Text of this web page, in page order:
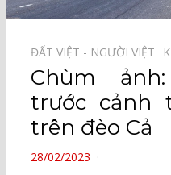
ĐẤT VIỆT - NGƯỜI VIỆT⠀
Chùm
trước cảnh
trên đèo Cả
POSTED
28/02/2023